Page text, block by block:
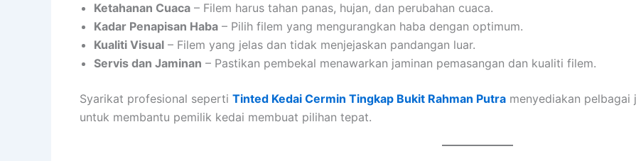
Ketahanan Cuaca – Filem harus tahan panas, hujan, dan perubahan cuaca.
Kadar Penapisan Haba – Pilih filem yang mengurangkan haba dengan optimum.
Kualiti Visual – Filem yang jelas dan tidak menjejaskan pandangan luar.
Servis dan Jaminan – Pastikan pembekal menawarkan jaminan pemasangan dan kualiti filem.
Syarikat profesional seperti Tinted Kedai Cermin Tingkap Bukit Rahman Putra menyediakan
untuk membantu pemilik kedai membuat pilihan tepat.